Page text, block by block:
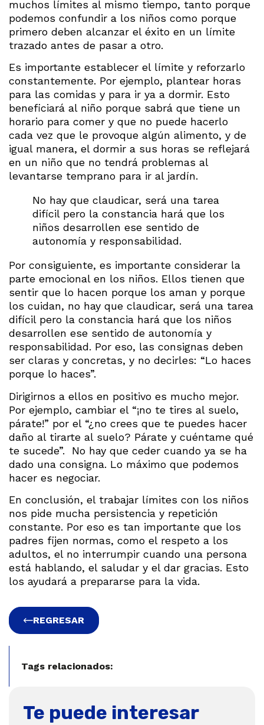
muchos límites al mismo tiempo, tanto porque
podemos confundir a los niños como porque
primero deben alcanzar el éxito en un límite
trazado antes de pasar a otro.
Es importante establecer el límite y reforzarlo
constantemente. Por ejemplo, plantear horas
para las comidas y para ir ya a dormir. Esto
beneficiará al niño porque sabrá que tiene un
horario para comer y que no puede hacerlo
cada vez que le provoque algún alimento, y de
igual manera, el dormir a sus horas se reflejará
en un niño que no tendrá problemas al
levantarse temprano para ir al jardín.
No hay que claudicar, será una tarea
difícil pero la constancia hará que los
niños desarrollen ese sentido de
autonomía y responsabilidad.
Por consiguiente, es importante considerar la
parte emocional en los niños. Ellos tienen que
sentir que lo hacen porque los aman y porque
los cuidan, no hay que claudicar, será una tarea
difícil pero la constancia hará que los niños
desarrollen ese sentido de autonomía y
responsabilidad. Por eso, las consignas deben
ser claras y concretas, y no decirles: “Lo haces
porque lo haces”.
Dirigirnos a ellos en positivo es mucho mejor.
Por ejemplo, cambiar el “¡no te tires al suelo,
párate!” por el “¿no crees que te puedes hacer
daño al tirarte al suelo? Párate y cuéntame qué
te sucede”. No hay que ceder cuando ya se ha
dado una consigna. Lo máximo que podemos
hacer es negociar.
En conclusión, el trabajar límites con los niños
nos pide mucha persistencia y repetición
constante. Por eso es tan importante que los
padres fijen normas, como el respeto a los
adultos, el no interrumpir cuando una persona
está hablando, el saludar y el dar gracias. Esto
los ayudará a prepararse para la vida.
REGRESAR
Tags relacionados:
Te puede interesar